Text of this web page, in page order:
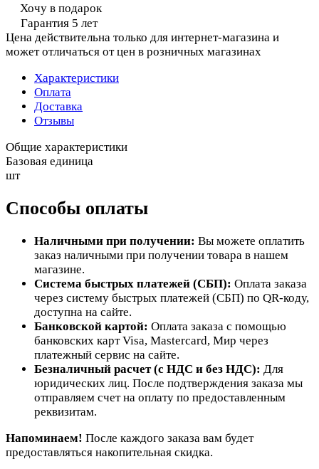
Хочу в подарок
Гарантия 5 лет
Цена действительна только для интернет-магазина и
может отличаться от цен в розничных магазинах
Характеристики
Оплата
Доставка
Отзывы
Общие характеристики
Базовая единица
шт
Способы оплаты
Наличными при получении: Вы можете оплатить
заказ наличными при получении товара в нашем
магазине.
Система быстрых платежей (СБП): Оплата заказа
через систему быстрых платежей (СБП) по QR-коду,
доступна на сайте.
Банковской картой: Оплата заказа с помощью
банковских карт Visa, Mastercard, Мир через
платежный сервис на сайте.
Безналичный расчет (с НДС и без НДС): Для
юридических лиц. После подтверждения заказа мы
отправляем счет на оплату по предоставленным
реквизитам.
Напоминаем! После каждого заказа вам будет
предоставляться накопительная скидка.